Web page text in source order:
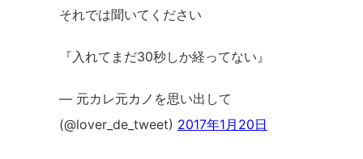
それでは聞いてください
『入れてまだ30秒しか経ってない』
— 元カレ元カノを思い出して
(@lover_de_tweet) 2017年1月20日